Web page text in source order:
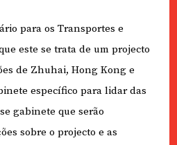
para os Transportes e
este se trata de um projecto
de Zhuhai, Hong Kong e
específico para lidar das
gabinete que serão
sobre o projecto e as